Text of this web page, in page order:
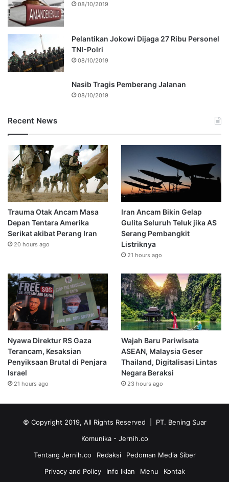
08/10/2019
Pelantikan Jokowi Dijaga 27 Ribu Personel
TNI-Polri
08/10/2019
Nasib Tragis Pemberang Jalanan
08/10/2019
Recent News
Trauma Otak Ancam Masa
Depan Tentara Amerika
Serikat akibat Perang Iran
20 hours ago
Iran Ancam Bikin Gelap
Gulita Seluruh Teluk jika AS
Serang Pembangkit
Listriknya
21 hours ago
Nyawa Direktur RS Gaza
Terancam, Kesaksian
Penyiksaan Brutal di Penjara
Israel
21 hours ago
Wajah Baru Pariwisata
ASEAN, Malaysia Geser
Thailand, Digitalisasi Lintas
Negara Beraksi
23 hours ago
© Copyright 2019, All Rights Reserved | PT. Bening Suar
Komunika - Jernih.co
Tentang Jernih.co
Redaksi
Pedoman Media Siber
Privacy and Policy
Info Iklan Menu Kontak